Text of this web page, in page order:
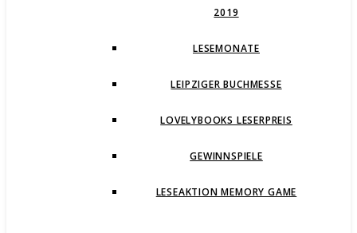
2019
LESEMONATE
LEIPZIGER BUCHMESSE
LOVELYBOOKS LESERPREIS
GEWINNSPIELE
LESEAKTION MEMORY GAME